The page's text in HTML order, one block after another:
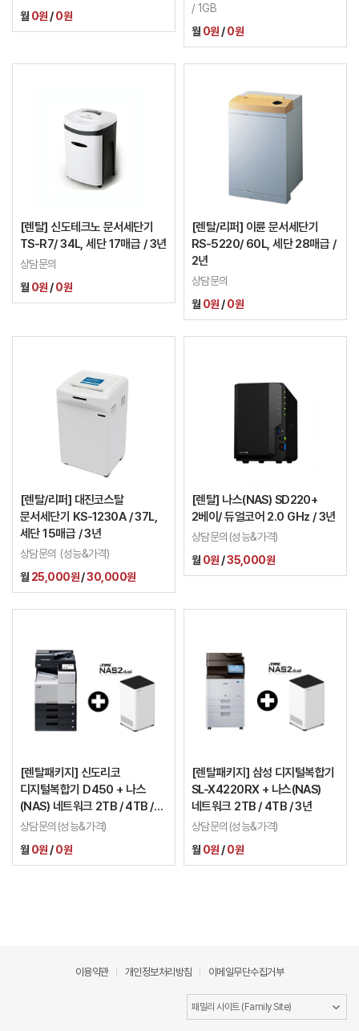
월 0원 /0원
/ 1GB
월 0원 /0원
[렌탈] 신도테크노 문서세단기
TS-R7/ 34L, 세단 17매급 / 3년
상담문의
월 0원 /0원
[렌탈/리퍼] 이륜 문서세단기
RS-5220/ 60L, 세단 28매급 /
2년
상담문의
월 0원 /0원
[렌탈/리퍼] 대진코스탈
문서세단기 KS-1230A / 37L,
세단 15매급 / 3년
상담문의 (성능&가격)
월 25,000원/30,000원
[렌탈] 나스(NAS) SD220+
2베이/ 듀얼코어 2.0 GHz / 3년
상담문의(성능&가격)
월 0원 /35,000원
[렌탈패키지] 신도리코
디지털복합기 D450 + 나스
(NAS) 네트워크 2TB / 4TB /
3년
상담문의(성능&가격)
월 0원 /0원
[렌탈패키지] 삼성 디지털복합기
SL-X4220RX + 나스(NAS)
네트워크 2TB / 4TB / 3년
상담문의(성능&가격)
월 0원 /0원
이용약관 개인정보처리방침 이메일무단수집거부